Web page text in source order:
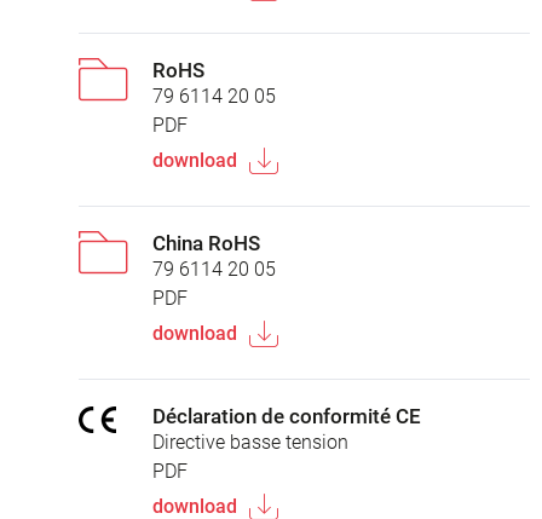
RoHS
79 6114 20 05
PDF
download
China RoHS
79 6114 20 05
PDF
download
Déclaration de conformité CE
Directive basse tension
PDF
download